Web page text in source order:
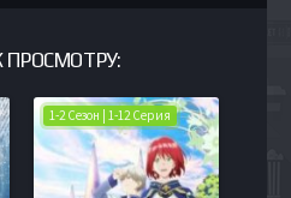
ПРОСМОТРУ:
1-2 Сезон | 1-12 Серия